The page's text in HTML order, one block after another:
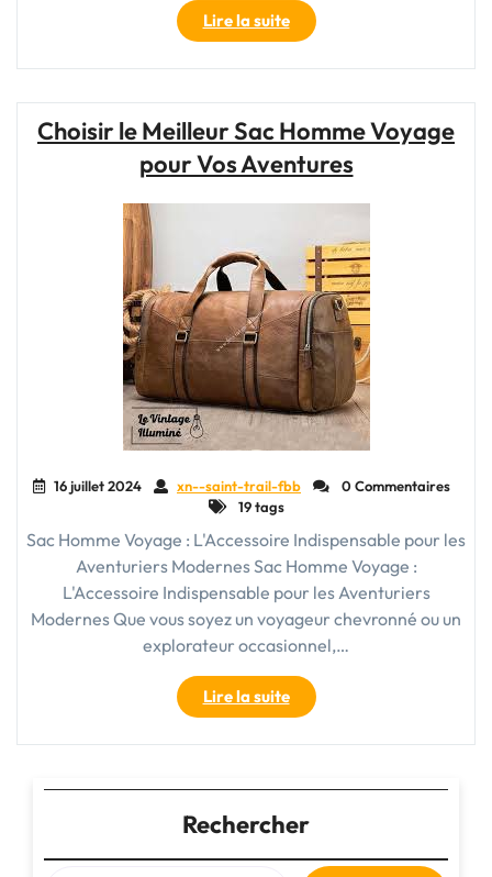
Lire la suite"Choisir
le
Meilleur
Dos
pour
Avion"
Choisir le Meilleur Sac Homme Voyage
pour Vos Aventures
16 juillet 2024 xn--saint-trail-fbb
0 Commentaires
19 tags
Sac Homme Voyage : L'Accessoire Indispensable pour les
Aventuriers Modernes Sac Homme Voyage :
L'Accessoire Indispensable pour les Aventuriers
Modernes Que vous soyez un voyageur chevronné ou un
explorateur occasionnel,…
Lire la suite"Choisir
le
Meilleur
Homme
Voyage
pour
Vos
Rechercher